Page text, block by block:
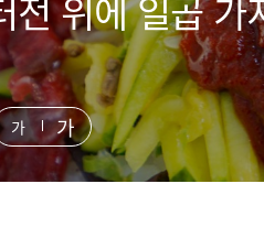
위에 일곱
가 가